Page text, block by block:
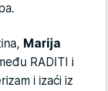
Marija
RADITI i
i izaći iz